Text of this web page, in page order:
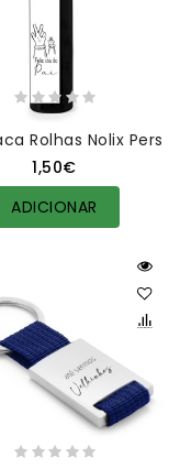
Rolhas Nolix
1,50€
ADICIONAR